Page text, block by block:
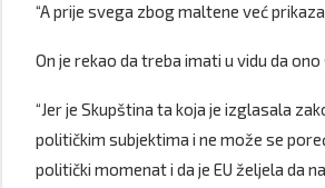
“A prije svega zbog maltene već
On je rekao da treba imati u vidu da
“Jer je Skupština ta koja je izglasala
političkim subjektima i ne može se
politički momenat i da je EU željela da